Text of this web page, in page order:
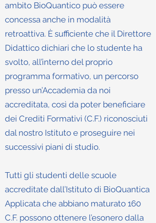
ambito BioQuantico può essere
concessa anche in modalità
retroattiva. È sufficiente che il Direttore
Didattico dichiari che lo studente ha
svolto, all’interno del proprio
programma formativo, un percorso
presso un’Accademia da noi
accreditata, così da poter beneficiare
dei Crediti Formativi (C.F.) riconosciuti
dal nostro Istituto e proseguire nei
successivi piani di studio.
Tutti gli studenti delle scuole
accreditate dall’Istituto di BioQuantica
Applicata che abbiano maturato 160
C.F. possono ottenere l’esonero dalla